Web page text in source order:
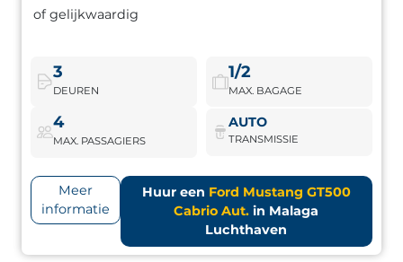
of gelijkwaardig
3
DEUREN
1/2
MAX. BAGAGE
4
MAX. PASSAGIERS
AUTO
TRANSMISSIE
Meer
informatie
Huur een Ford Mustang GT500
Cabrio Aut. in Malaga
Luchthaven
Automatische sportcabriolet met brute kracht en